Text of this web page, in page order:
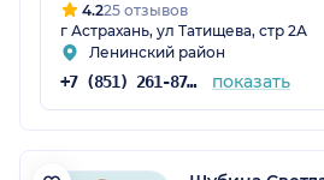
4.225 отзывов
г Астрахань, ул Татищева, стр 2А
Ленинский район
+7 (851) 261-87-75 показать